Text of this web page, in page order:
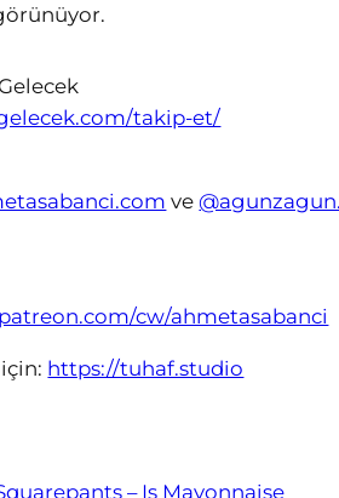
takip-et/
ve
cw/ahmetasabanci
https://tuhaf.studio
– Is Mayonnaise